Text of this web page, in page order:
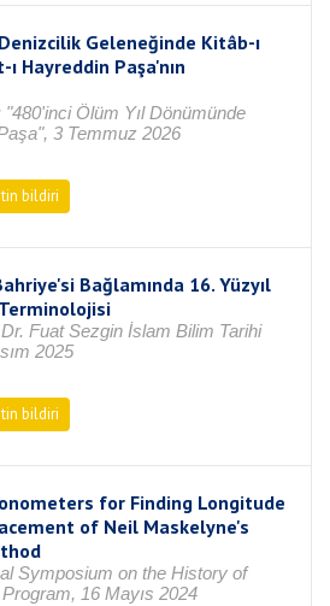
Geleneğinde Kitâb-ı
Hayreddin Paşa'nın
"480'inci Ölüm Yıl Dönümünde
3 Temmuz 2026
bildiri
Bağlamında 16. Yüzyıl
Fuat Sezgin İslam Bilim Tarihi
2025
bildiri
for Finding Longitude
of Neil Maskelyne's
Symposium on the History of
16 Mayıs 2024